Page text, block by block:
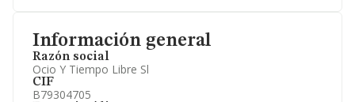
Información general
Razón social
Ocio Y Tiempo Libre Sl
CIF
B79304705